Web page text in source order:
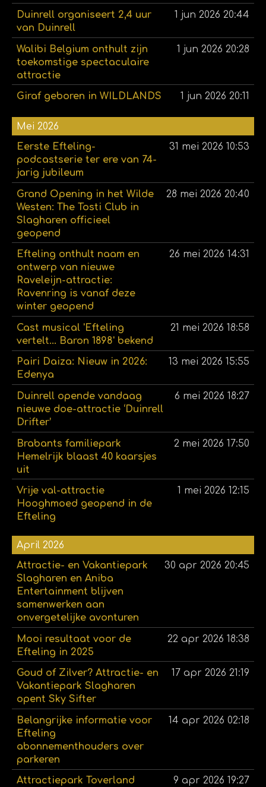
Duinrell organiseert 2,4 uur
van Duinrell
1 jun 2026 20:44
Walibi Belgium onthult zijn
toekomstige spectaculaire
attractie
1 jun 2026 20:28
Giraf geboren in WILDLANDS 1 jun 2026 20:11
Mei 2026
Eerste Efteling-
podcastserie ter ere van 74-
jarig jubileum
31 mei 2026 10:53
Grand Opening in het Wilde
Westen: The Tosti Club in
Slagharen officieel
geopend
28 mei 2026 20:40
Efteling onthult naam en
ontwerp van nieuwe
Raveleijn-attractie:
Ravenring is vanaf deze
winter geopend
26 mei 2026 14:31
Cast musical 'Efteling
vertelt... Baron 1898' bekend
21 mei 2026 18:58
Pairi Daiza: Nieuw in 2026:
Edenya
13 mei 2026 15:55
Duinrell opende vandaag
nieuwe doe-attractie ‘Duinrell
Drifter’
6 mei 2026 18:27
Brabants familiepark
Hemelrijk blaast 40 kaarsjes
uit
2 mei 2026 17:50
Vrije val-attractie
Hooghmoed geopend in de
Efteling
1 mei 2026 12:15
April 2026
Attractie- en Vakantiepark
Slagharen en Aniba
Entertainment blijven
samenwerken aan
onvergetelijke avonturen
30 apr 2026 20:45
Mooi resultaat voor de
Efteling in 2025
22 apr 2026 18:38
Goud of Zilver? Attractie- en
Vakantiepark Slagharen
opent Sky Sifter
17 apr 2026 21:19
Belangrijke informatie voor
Efteling
abonnementhouders over
parkeren
14 apr 2026 02:18
Attractiepark Toverland
9 apr 2026 19:27